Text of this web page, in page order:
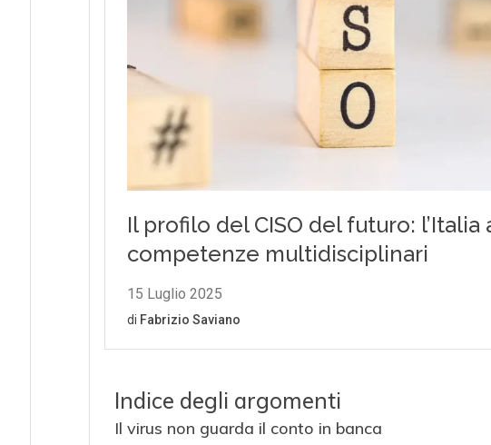
Indice degli argomenti
Il virus non guarda il conto in banca